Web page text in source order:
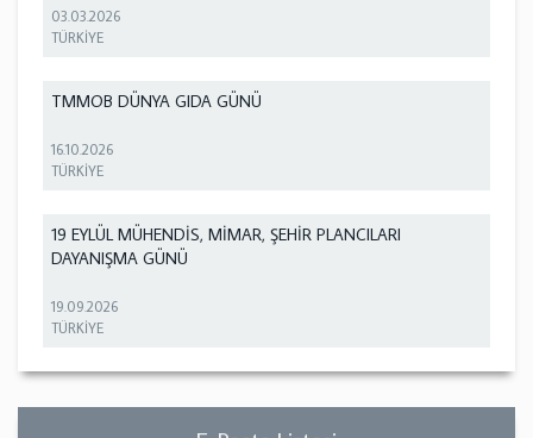
03.03.2026
TÜRKİYE
TMMOB DÜNYA GIDA GÜNÜ
16.10.2026
TÜRKİYE
19 EYLÜL MÜHENDİS, MİMAR, ŞEHİR PLANCILARI
DAYANIŞMA GÜNÜ
19.09.2026
TÜRKİYE